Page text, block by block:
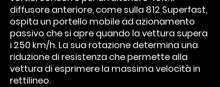
diffusore anteriore, come sulla 812 Superfast,
ospita un portello mobile ad azionamento
passivo che si apre quando la vettura supera
i 250 km/h. La sua rotazione determina una
riduzione di resistenza che permette alla
vettura di esprimere la massima velocità in
rettilineo.